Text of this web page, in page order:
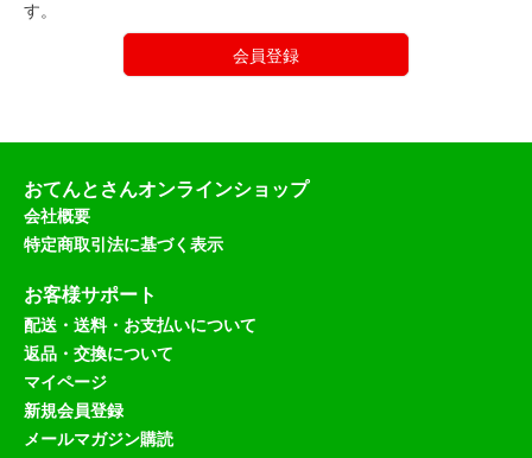
す。
会員登録
おてんとさんオンラインショップ
会社概要
特定商取引法に基づく表示
お客様サポート
配送・送料・お支払いについて
返品・交換について
マイページ
新規会員登録
メールマガジン購読